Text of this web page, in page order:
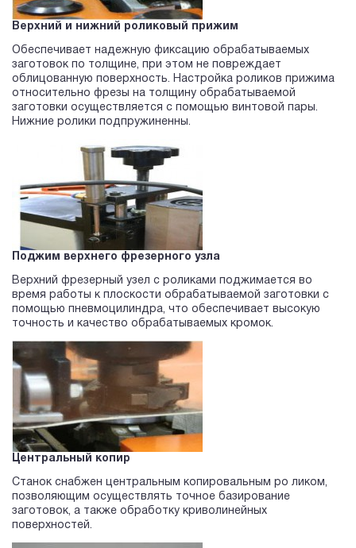
Верхний и нижний роликовый прижим
Обеспечивает надежную фиксацию обрабатываемых
заготовок по толщине, при этом не повреждает
облицованную поверхность. Настройка роликов прижима
относительно фрезы на толщину обрабатываемой
заготовки осуществляется с помощью винтовой пары.
Нижние ролики подпружиненны.
Поджим верхнего фрезерного узла
Верхний фрезерный узел с роликами поджимается во
время работы к плоскости обрабатываемой заготовки с
помощью пневмоцилиндра, что обеспечивает высокую
точность и качество обрабатываемых кромок.
Центральный копир
Станок снабжен центральным копировальным ро ликом,
позволяющим осуществлять точное базирование
заготовок, а также обработку криволинейных
поверхностей.